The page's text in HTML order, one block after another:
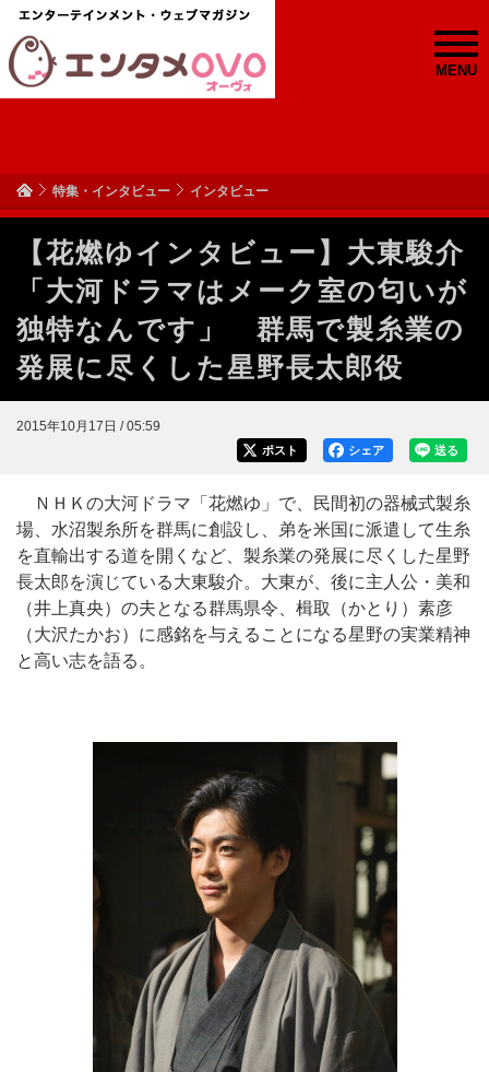
MENU
特集・インタビュー インタビュー
【花燃ゆインタビュー】大東駿介
「大河ドラマはメーク室の匂いが
独特なんです」 群馬で製糸業の
発展に尽くした星野長太郎役
2015年10月17日 / 05:59
送る
シェア
ポスト
ＮＨＫの大河ドラマ「花燃ゆ」で、民間初の器械式製糸
場、水沼製糸所を群馬に創設し、弟を米国に派遣して生糸
を直輸出する道を開くなど、製糸業の発展に尽くした星野
長太郎を演じている大東駿介。大東が、後に主人公・美和
（井上真央）の夫となる群馬県令、楫取（かとり）素彦
（大沢たかお）に感銘を与えることになる星野の実業精神
と高い志を語る。